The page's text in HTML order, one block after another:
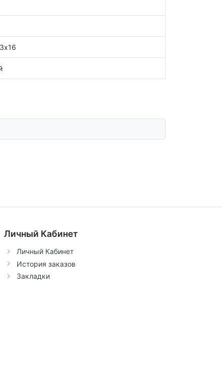
Личный Кабинет
Личный Кабинет
История заказов
Закладки